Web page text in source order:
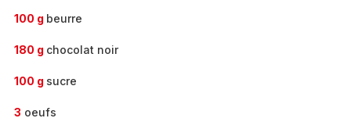
100 g beurre
180 g chocolat noir
100 g sucre
3 oeufs